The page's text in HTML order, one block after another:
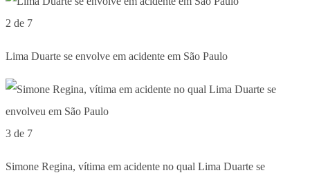
2 de 7
Lima Duarte se envolve em acidente em São Paulo
3 de 7
Simone Regina, vítima em acidente no qual Lima Duarte se